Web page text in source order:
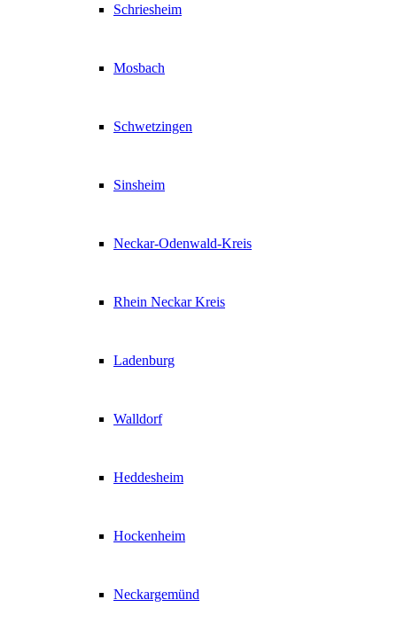
Schriesheim
Mosbach
Schwetzingen
Sinsheim
Neckar-Odenwald-Kreis
Rhein Neckar Kreis
Ladenburg
Walldorf
Heddesheim
Hockenheim
Neckargemünd